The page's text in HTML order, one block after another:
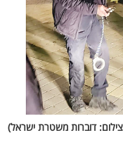
דוברות משטרת ישראל)